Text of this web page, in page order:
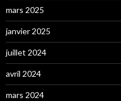
mars 2025
janvier 2025
juillet 2024
avril 2024
mars 2024